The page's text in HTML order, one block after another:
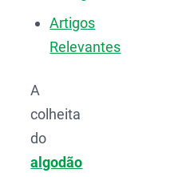
Artigos
Relevantes
A
colheita
do
algodão